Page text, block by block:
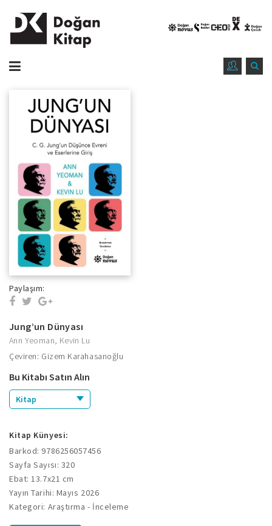
Paylaşım:
Jung’un Dünyası
Ann Yeoman, Kevin Lu
Çeviren: Gizem Karahasanoğlu
Bu Kitabı Satın Alın
Kitap
Kitap Künyesi:
Barkod: 9786256057456
Sayfa Sayısı: 320
Ebat: 13.7x21 cm
Yayın Tarihi: Mayıs 2026
Kategori: Araştırma - İnceleme